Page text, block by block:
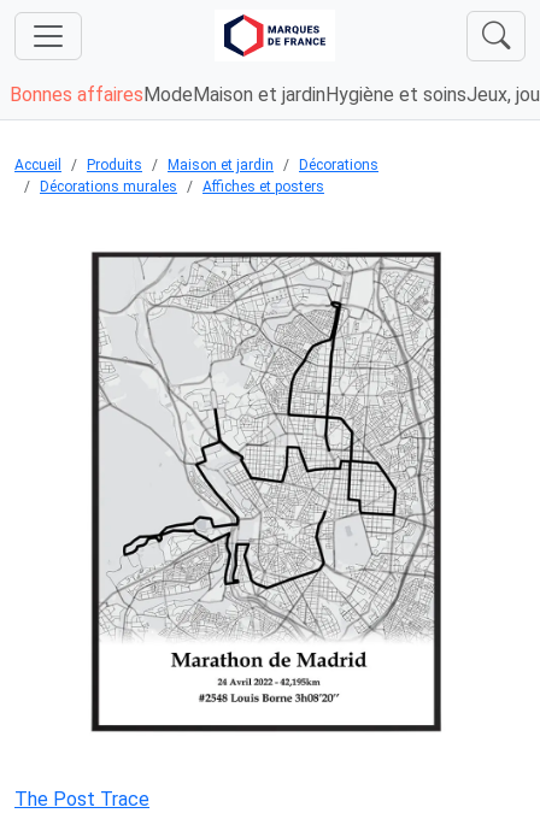
Bonnes affaires Mode Maison et jardin Hygiène et soinsJeux,
Accueil Produits Maison et jardin
Décorations
Décorations murales
Affiches et posters
The Post Trace